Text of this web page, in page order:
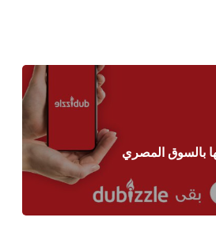
بالسوق المصري